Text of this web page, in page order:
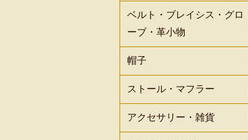
ベルト・ブレイシス・グロ
ーブ・革小物
帽子
ストール・マフラー
アクセサリー・雑貨